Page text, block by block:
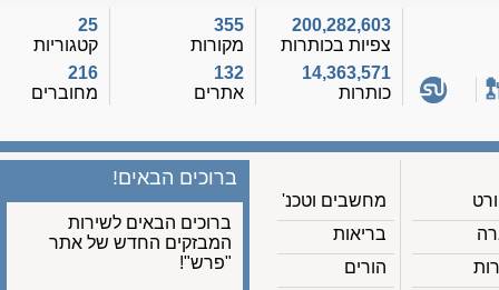
200,282,603
צפיות בכותרות
14,363,571
כותרות
355
מקורות
132
אתרים
קטגוריות
216
מחוברים
מחשבים וטכנ'
בריאות
הורים
ברוכים הבאים!
ברוכים הבאים לשירות
המבזקים החדש של אתר
"פרש"!